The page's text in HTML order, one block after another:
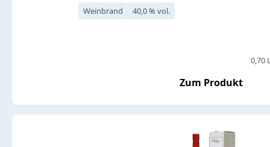
Weinbrand 40,0 % vol.
0,70
Zum Produkt